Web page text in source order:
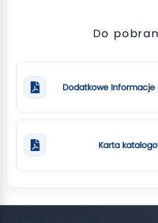
Do
Dodatkowe Informacje
Karta